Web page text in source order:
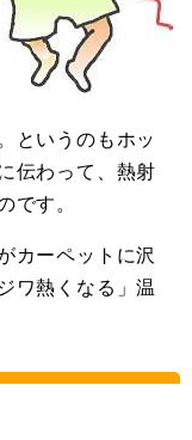
というのもホッ
伝わって、熱射
す。
カーペットに沢
ワ熱くなる」温